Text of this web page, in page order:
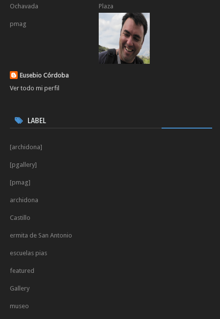
Ochavada Plaza
pmag
Eusebio Córdoba
Ver todo mi perfil
LABEL
[archidona]
[pgallery]
[pmag]
archidona
Castillo
ermita de San Antonio
escuelas pias
featured
Gallery
museo